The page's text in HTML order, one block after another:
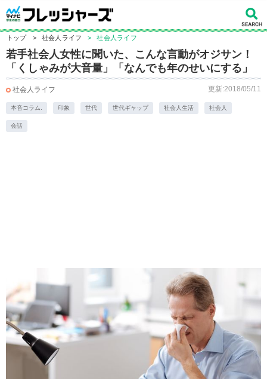
トップ > 社会人ライフ > 社会人ライフ
若手社会人女性に聞いた、こんな言動がオジサン！
「くしゃみが大音量」「なんでも年のせいにする」
社会人ライフ 更新:2018/05/11
本音コラム. 印象 世代 世代ギャップ 社会人生活 社会人
会話